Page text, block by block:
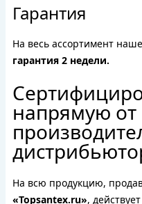
Гарантия
На весь ассортимент
гарантия 2 недели.
напрямую от
На всю продукцию,
«Topsantex.ru»,